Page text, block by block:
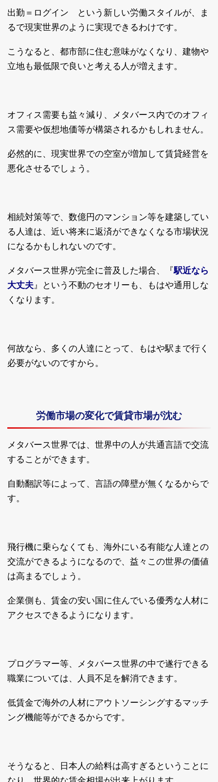
出勤＝ログイン という新しい労働スタイルが、ま
るで現実世界のように実現できるわけです。
こうなると、都市部に住む意味がなくなり、建物や
立地も最低限で良いと考える人が増えます。
オフィス需要も益々減り、メタバース内でのオフィ
ス需要や仮想地価等が構築されるかもしれません。
必然的に、現実世界での空室が増加して賃貸経営を
悪化させるでしょう。
相続対策等で、数億円のマンション等を建築してい
る人達は、近い将来に返済ができなくなる市場状況
になるかもしれないのです。
メタバース世界が完全に普及した場合、『駅近なら
大丈夫』という不動のセオリーも、もはや通用しな
くなります。
何故なら、多くの人達にとって、もはや駅まで行く
必要がないのですから。
労働市場の変化で賃貸市場が沈む
メタバース世界では、世界中の人が共通言語で交流
することができます。
自動翻訳等によって、言語の障壁が無くなるからで
す。
飛行機に乗らなくても、海外にいる有能な人達との
交流ができるようになるので、益々この世界の価値
は高まるでしょう。
企業側も、賃金の安い国に住んでいる優秀な人材に
アクセスできるようになります。
プログラマー等、メタバース世界の中で遂行できる
職業については、人員不足を解消できます。
低賃金で海外の人材にアウトソーシングするマッチ
ング機能等ができるからです。
そうなると、日本人の給料は高すぎるということに